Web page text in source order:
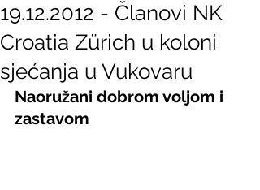
19.12.2012 - Članovi NK
Croatia Zürich u koloni
sjećanja u Vukovaru
Naoružani dobrom voljom i
zastavom